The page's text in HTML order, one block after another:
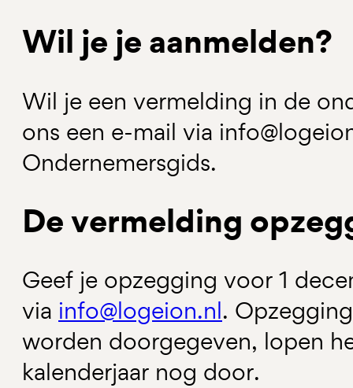
Wil je je aanmelden?
Wil je een vermelding in de
ons een e-mail via
Ondernemersgids.
De vermelding
Geef je opzegging voor 1
via info@logeion.nl.
worden doorgegeven, lopen
kalenderjaar nog door.